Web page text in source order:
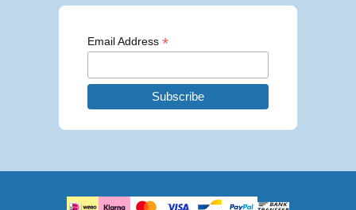
Email Address *